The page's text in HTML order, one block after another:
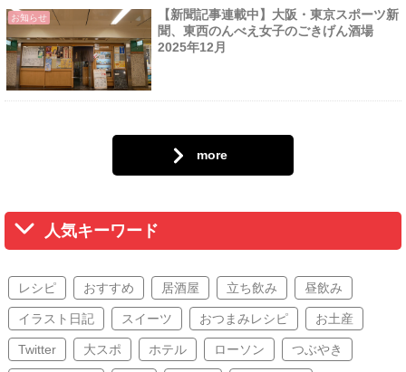
お知らせ
【新聞記事連載中】大阪・東京スポーツ新
聞、東西のんべえ女子のごきげん酒場
2025年12月
more
人気キーワード
レシピ おすすめ 居酒屋 立ち飲み 昼飲み
イラスト日記 スイーツ おつまみレシピ お土産
Twitter 大スポ ホテル ローソン つぶやき